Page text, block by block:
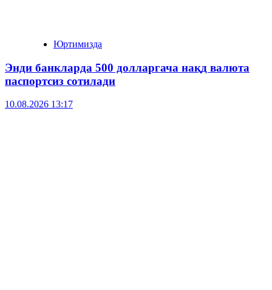
Юртимизда
Энди банкларда 500 долларгача нақд валюта
паспортсиз сотилади
10.08.2026 13:17